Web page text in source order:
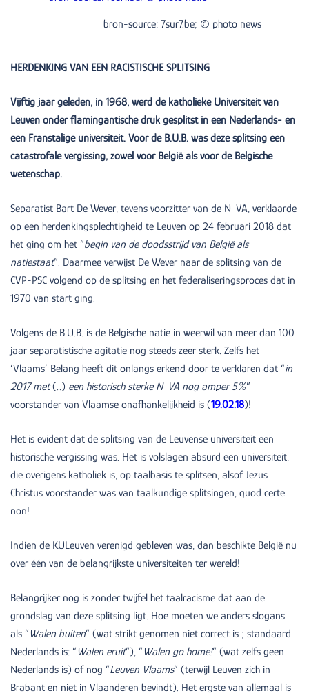
bron-source: 7sur7.be; © photo news
HERDENKING VAN EEN RACISTISCHE SPLITSING
Vijftig jaar geleden, in 1968, werd de katholieke Universiteit van
Leuven onder flamingantische druk gesplitst in een Nederlands- en
een Franstalige universiteit. Voor de B.U.B. was deze splitsing een
catastrofale vergissing, zowel voor België als voor de Belgische
wetenschap.
Separatist Bart De Wever, tevens voorzitter van de N-VA, verklaarde
op een herdenkingsplechtigheid te Leuven op 24 februari 2018 dat
het ging om het ”begin van de doodsstrijd van België als
natiestaat”. Daarmee verwijst De Wever naar de splitsing van de
CVP-PSC volgend op de splitsing en het federaliseringsproces dat in
1970 van start ging.
Volgens de B.U.B. is de Belgische natie in weerwil van meer dan 100
jaar separatistische agitatie nog steeds zeer sterk. Zelfs het
‘Vlaams’ Belang heeft dit onlangs erkend door te verklaren dat “in
2017 met(…) een historisch sterke N-VA nog amper 5%”
voorstander van Vlaamse onafhankelijkheid is (19.02.18)!
Het is evident dat de splitsing van de Leuvense universiteit een
historische vergissing was. Het is volslagen absurd een universiteit,
die overigens katholiek is, op taalbasis te splitsen, alsof Jezus
Christus voorstander was van taalkundige splitsingen, quod certe
non!
Indien de KULeuven verenigd gebleven was, dan beschikte België nu
over één van de belangrijkste universiteiten ter wereld!
Belangrijker nog is zonder twijfel het taalracisme dat aan de
grondslag van deze splitsing ligt. Hoe moeten we anders slogans
als ” Walen buiten” (wat strikt genomen niet correct is ; standaard-
Nederlands is: ” Walen eruit”), ” Walen go home!” (wat zelfs geen
Nederlands is) of nog ”Leuven Vlaams” (terwijl Leuven zich in
Brabant en niet in Vlaanderen bevindt). Het ergste van allemaal is